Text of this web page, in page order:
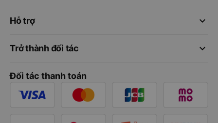
keyboard_arrow_down
Hỗ trợ
keyboard_arrow_down
Trở thành đối tác
Đối tác thanh toán